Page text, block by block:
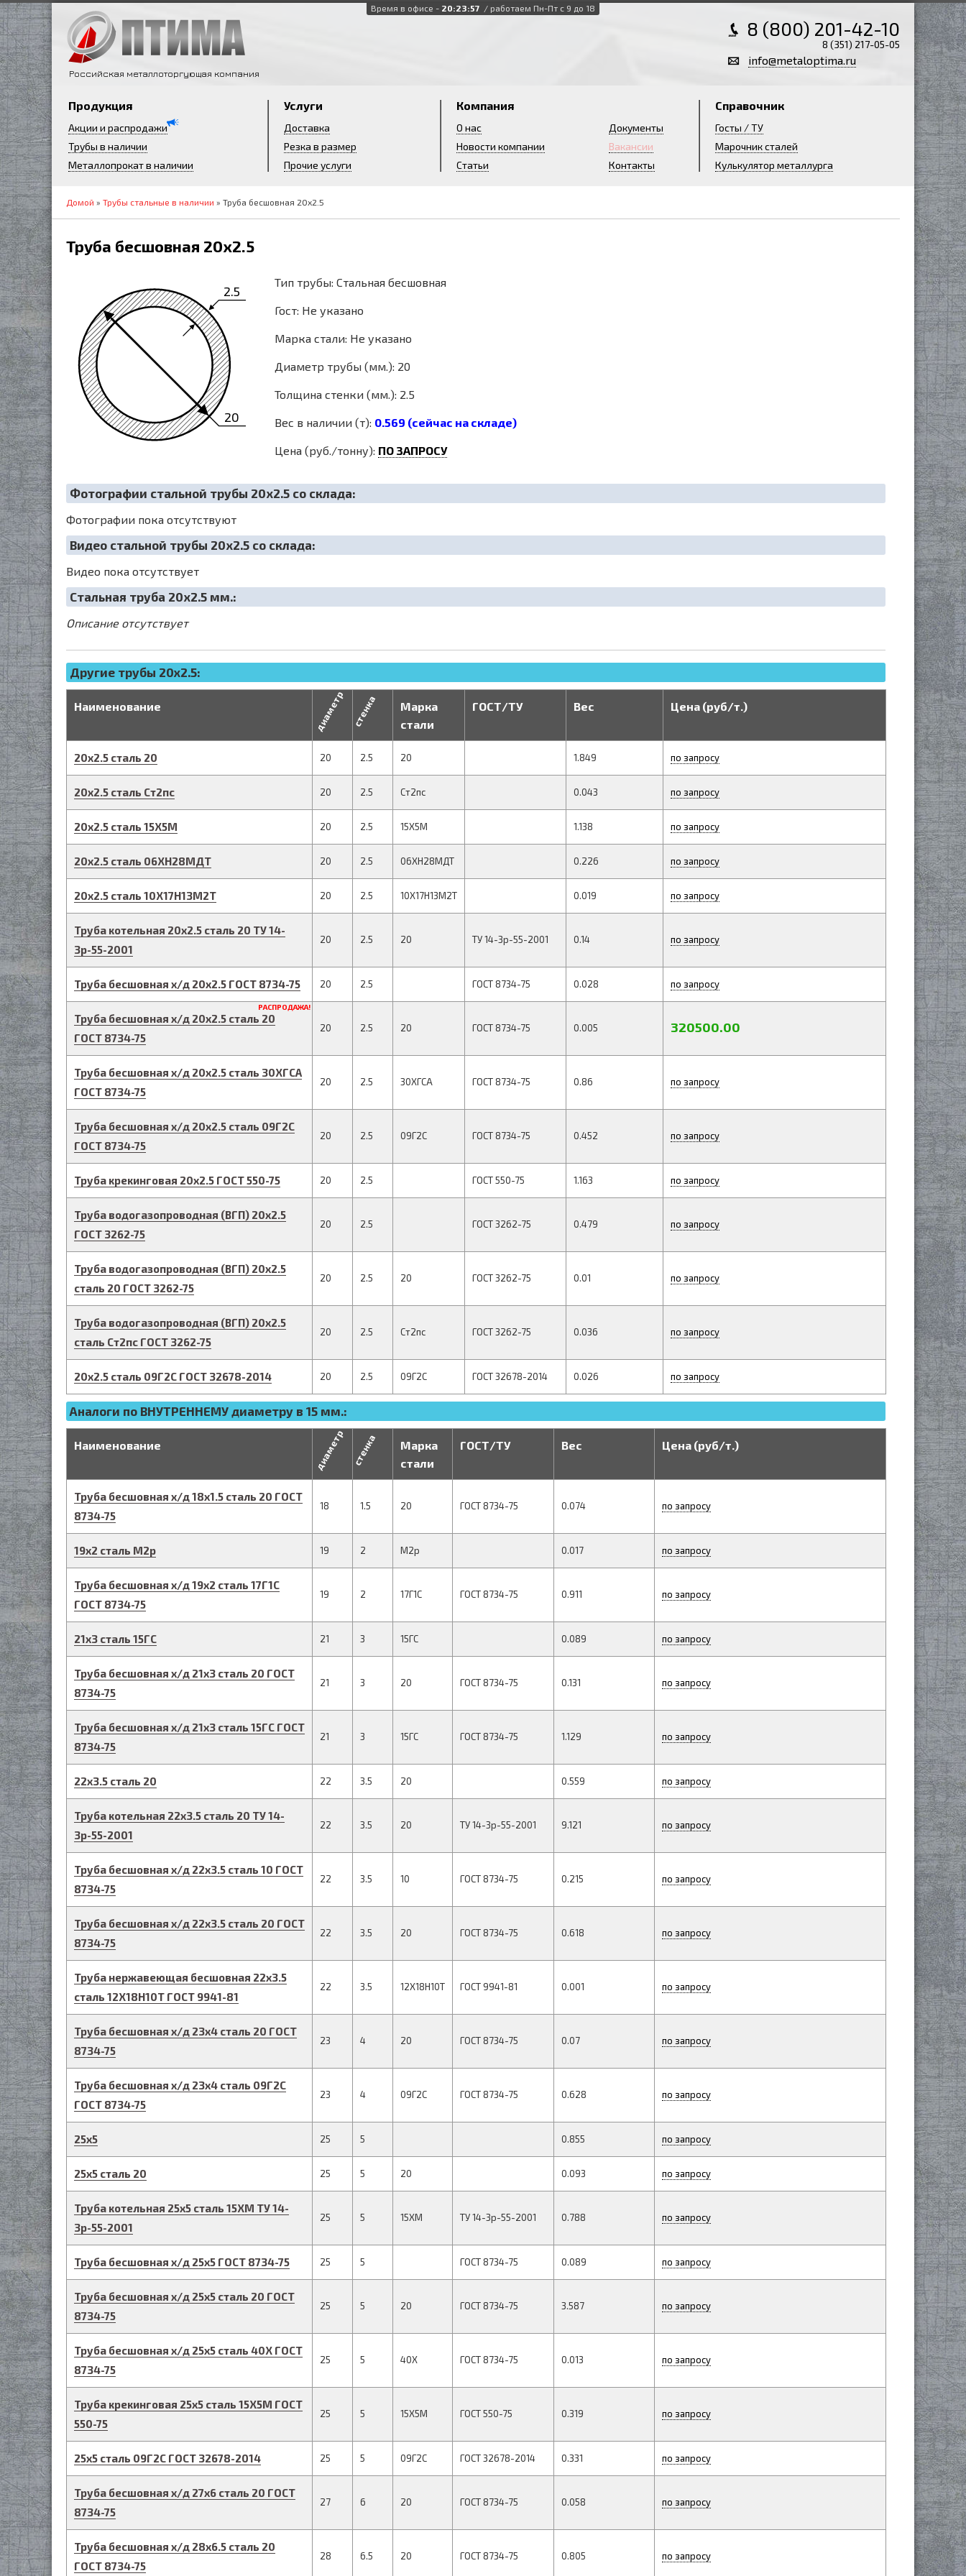
Время в офисе - 20:23:58 / работаем Пн-Пт с 9 до 18
Российская металлоторгующая компания
8 (800) 201-42-10
8 (351) 217-05-05
info@metaloptima.ru
Продукция
Акции и распродажи
Трубы в наличии
Металлопрокат в наличии
Услуги
Доставка
Резка в размер
Прочие услуги
Компания
О нас
Новости компании
Статьи
Документы
Вакансии
Контакты
Справочник
Госты / ТУ
Марочник сталей
Кулькулятор металлурга
Домой » Трубы стальные в наличии » Труба бесшовная 20х2.5
Труба бесшовная 20х2.5
20
2.5
Тип трубы: Стальная бесшовная
Гост: Не указано
Марка стали: Не указано
Диаметр трубы (мм.): 20
Толщина стенки (мм.): 2.5
Вес в наличии (т): 0.569 (сейчас на складе)
Цена (руб./тонну): ПО ЗАПРОСУ
Фотографии стальной трубы 20х2.5 со склада:
Фотографии пока отсутствуют
Видео стальной трубы 20х2.5 со склада:
Видео пока отсутствует
Cтальная труба 20х2.5 мм.:
Описание отсутствует
Другие трубы 20x2.5:
Наименование диаметр стенка
Марка
стали
ГОСТ/ТУ Вес Цена (руб/т.)
20х2.5 сталь 20 20 2.5 20 1.849 по запросу
20х2.5 сталь Ст2пс 20 2.5 Ст2пс 0.043 по запросу
20х2.5 сталь 15Х5М 20 2.5 15Х5М 1.138 по запросу
20х2.5 сталь 06ХН28МДТ 20 2.5 06ХН28МДТ 0.226 по запросу
20х2.5 сталь 10Х17Н13М2Т 20 2.5 10Х17Н13М2Т 0.019 по запросу
Труба котельная 20х2.5 сталь 20 ТУ 14-
3р-55-2001
20 2.5 20 ТУ 14-3р-55-2001 0.14 по запросу
Труба бесшовная х/д 20х2.5 ГОСТ 8734-75 20 2.5 ГОСТ 8734-75 0.028 по запросу
РАСПРОДАЖА!
Труба бесшовная х/д 20х2.5 сталь 20
ГОСТ 8734-75
20 2.5 20 ГОСТ 8734-75 0.005 320500.00
Труба бесшовная х/д 20х2.5 сталь 30ХГСА
ГОСТ 8734-75
20 2.5 30ХГСА ГОСТ 8734-75 0.86 по запросу
Труба бесшовная х/д 20х2.5 сталь 09Г2С
ГОСТ 8734-75
20 2.5 09Г2С ГОСТ 8734-75 0.452 по запросу
Труба крекинговая 20х2.5 ГОСТ 550-75 20 2.5 ГОСТ 550-75 1.163 по запросу
Труба водогазопроводная (ВГП) 20х2.5
ГОСТ 3262-75
20 2.5 ГОСТ 3262-75 0.479 по запросу
Труба водогазопроводная (ВГП) 20х2.5
сталь 20 ГОСТ 3262-75
20 2.5 20 ГОСТ 3262-75 0.01 по запросу
Труба водогазопроводная (ВГП) 20х2.5
сталь Ст2пс ГОСТ 3262-75
20 2.5 Ст2пс ГОСТ 3262-75 0.036 по запросу
20х2.5 сталь 09Г2С ГОСТ 32678-2014 20 2.5 09Г2С ГОСТ 32678-2014 0.026 по запросу
Аналоги по ВНУТРЕННЕМУ диаметру в 15 мм.:
Наименование диаметр стенка
Марка
стали
ГОСТ/ТУ Вес Цена (руб/т.)
Труба бесшовная х/д18х1.5 сталь 20 ГОСТ
8734-75
18 1.5 20 ГОСТ 8734-75 0.074 по запросу
19х2 сталь М2р 19 2 М2р 0.017 по запросу
Труба бесшовная х/д19х2 сталь 17Г1С
ГОСТ 8734-75
19 2 17Г1С ГОСТ 8734-75 0.911 по запросу
21х3 сталь 15ГС 21 3 15ГС 0.089 по запросу
Труба бесшовная х/д 21х3 сталь 20 ГОСТ
8734-75
21 3 20 ГОСТ 8734-75 0.131 по запросу
Труба бесшовная х/д 21х3 сталь 15ГС ГОСТ
8734-75
21 3 15ГС ГОСТ 8734-75 1.129 по запросу
22х3.5 сталь 20 22 3.5 20 0.559 по запросу
Труба котельная 22х3.5 сталь 20 ТУ 14-
3р-55-2001
22 3.5 20 ТУ 14-3р-55-2001 9.121 по запросу
Труба бесшовная х/д 22х3.5 сталь 10 ГОСТ
8734-75
22 3.5 10 ГОСТ 8734-75 0.215 по запросу
Труба бесшовная х/д 22х3.5 сталь 20 ГОСТ
8734-75
22 3.5 20 ГОСТ 8734-75 0.618 по запросу
Труба нержавеющая бесшовная 22х3.5
сталь 12Х18Н10Т ГОСТ 9941-81
22 3.5 12Х18Н10Т ГОСТ 9941-81 0.001 по запросу
Труба бесшовная х/д 23х4 сталь 20 ГОСТ
8734-75
23 4 20 ГОСТ 8734-75 0.07 по запросу
Труба бесшовная х/д 23х4 сталь 09Г2С
ГОСТ 8734-75
23 4 09Г2С ГОСТ 8734-75 0.628 по запросу
25х5 25 5 0.855 по запросу
25х5 сталь 20 25 5 20 0.093 по запросу
Труба котельная 25х5 сталь 15ХМ ТУ 14-
3р-55-2001
25 5 15ХМ ТУ 14-3р-55-2001 0.788 по запросу
Труба бесшовная х/д 25х5 ГОСТ 8734-75 25 5 ГОСТ 8734-75 0.089 по запросу
Труба бесшовная х/д 25х5 сталь 20 ГОСТ
8734-75
25 5 20 ГОСТ 8734-75 3.587 по запросу
Труба бесшовная х/д 25х5 сталь 40Х ГОСТ
8734-75
25 5 40Х ГОСТ 8734-75 0.013 по запросу
Труба крекинговая 25х5 сталь 15Х5М ГОСТ
550-75
25 5 15Х5М ГОСТ 550-75 0.319 по запросу
25х5 сталь 09Г2С ГОСТ 32678-2014 25 5 09Г2С ГОСТ 32678-2014 0.331 по запросу
Труба бесшовная х/д 27х6 сталь 20 ГОСТ
8734-75
27 6 20 ГОСТ 8734-75 0.058 по запросу
Труба бесшовная х/д 28х6.5 сталь 20
ГОСТ 8734-75
28 6.5 20 ГОСТ 8734-75 0.805 по запросу